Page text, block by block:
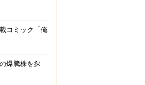
コミック「俺
爆騰株を探